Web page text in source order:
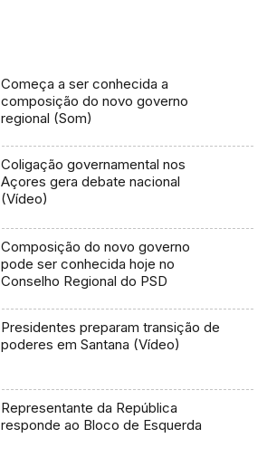
Começa a ser conhecida a
composição do novo governo
regional (Som)
Coligação governamental nos
Açores gera debate nacional
(Vídeo)
Composição do novo governo
pode ser conhecida hoje no
Conselho Regional do PSD
Presidentes preparam transição de
poderes em Santana (Vídeo)
Representante da República
responde ao Bloco de Esquerda